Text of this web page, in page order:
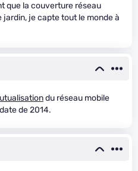
que la couverture réseau
jardin, je capte tout le monde à
du réseau mobile
de 2014.